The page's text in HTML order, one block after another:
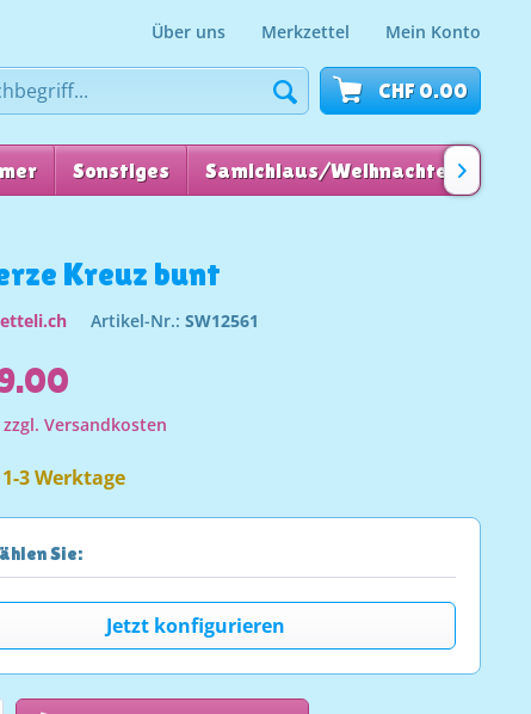
Über uns Merkzettel Mein Konto
CHF 0.00
Sonstiges Samichlaus/Weihnachten
Kreuz bunt
Artikel-Nr.: SW12561
zzgl. Versandkosten
3 Werktage
Sie:
Jetzt konfigurieren